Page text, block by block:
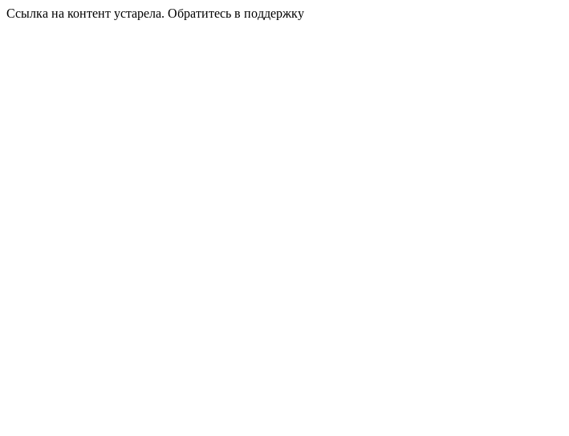
Ссылка на контент устарела. Обратитесь в поддержку